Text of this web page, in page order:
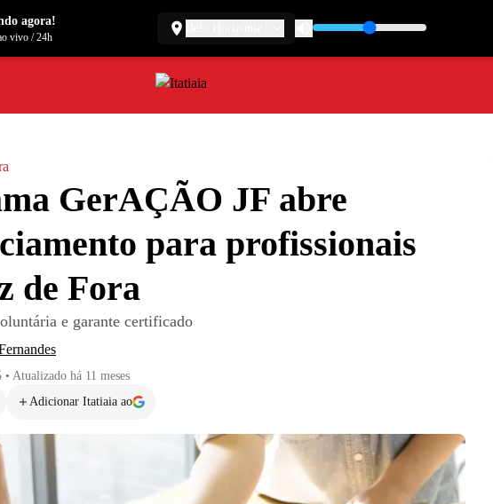
GerAÇÃO JF abre
para profissionais
de Fora
e garante certificado
• Atualizado há 11 meses
Adicionar Itatiaia ao
agora!
vivo/24h